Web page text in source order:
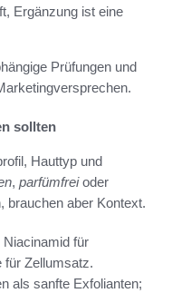
Ergänzung ist eine
Prüfungen und
sollten
Hauttyp und
, parfümfreioder
brauchen aber Kontext.
für
für Zellumsatz.
als sanfte Exfolianten;